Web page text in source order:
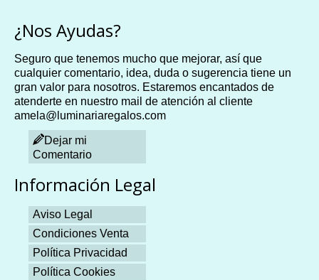
¿Nos Ayudas?
Seguro que tenemos mucho que mejorar, así que
cualquier comentario, idea, duda o sugerencia tiene un
gran valor para nosotros. Estaremos encantados de
atenderte en nuestro mail de atención al cliente
amela@luminariaregalos.com
Dejar mi
Comentario
Información Legal
Aviso Legal
Condiciones Venta
Política Privacidad
Política Cookies